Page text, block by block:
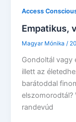
Access
Empatikus,
Magyar Mónika/
Gondoltál vagy
illett az
barátoddal
elszomorodtál?
randevúd